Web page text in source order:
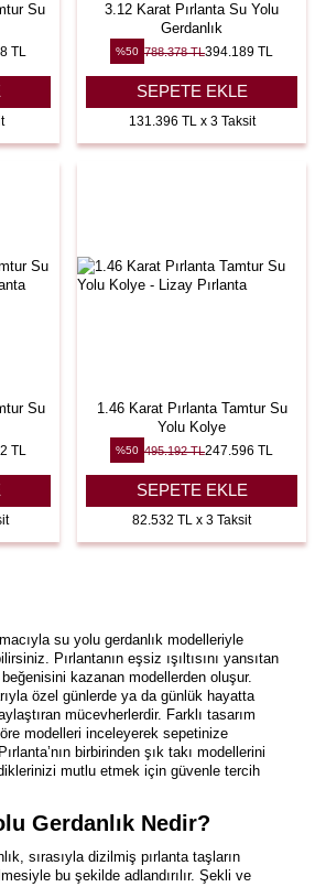
Su
TL
3.12 Karat Pırlanta Su Yolu
Gerdanlık
%50 788.378TL394.189 TL
SEPETE EKLE
131.396 TL x 3 Taksit
Su
TL
1.46 Karat Pırlanta Tamtur Su
Yolu Kolye
%50 495.192TL247.596 TL
SEPETE EKLE
82.532 TL x 3 Taksit
su yolu gerdanlık modelleriyle
Pırlantanın eşsiz ışıltısını yansıtan
beğenisini kazanan modellerden oluşur.
özel günlerde ya da günlük hayatta
mücevherlerdir. Farklı tasarım
modelleri inceleyerek sepetinize
birbirinden şık takı modellerini
mutlu etmek için güvenle tercih
Gerdanlık Nedir?
sırasıyla dizilmiş pırlanta taşların
bu şekilde adlandırılır. Şekli ve